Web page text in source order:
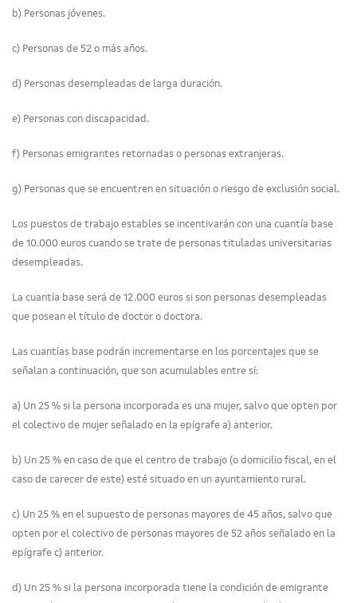
b) Personas jóvenes.
c) Personas de 52 o más años.
d) Personas desempleadas de larga duración.
e) Personas con discapacidad.
f) Personas emigrantes retornadas o personas extranjeras.
g) Personas que se encuentren en situación o riesgo de exclusión social.
Los puestos de trabajo estables se incentivarán con una cuantía base
de 10.000 euros cuando se trate de personas tituladas universitarias
desempleadas.
La cuantía base será de 12.000 euros si son personas desempleadas
que posean el título de doctor o doctora.
Las cuantías base podrán incrementarse en los porcentajes que se
señalan a continuación, que son acumulables entre sí:
a) Un 25 % si la persona incorporada es una mujer, salvo que opten por
el colectivo de mujer señalado en la epígrafe a) anterior.
b) Un 25 % en caso de que el centro de trabajo (o domicilio fiscal, en el
caso de carecer de este) esté situado en un ayuntamiento rural.
c) Un 25 % en el supuesto de personas mayores de 45 años, salvo que
opten por el colectivo de personas mayores de 52 años señalado en la
epígrafe c) anterior.
d) Un 25 % si la persona incorporada tiene la condición de emigrante